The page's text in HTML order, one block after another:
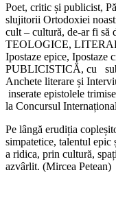
Poet, critic și publicist,
slujitorii Ortodoxiei
cult – cultură, de-ar fi să
TEOLOGICE,
Ipostaze epice, Ipostaze
PUBLICISTICĂ, cu
Anchete literare și
inserate epistolele
la Concursul
Pe lângă erudiția
simpatetice, talentul
a ridica, prin cultură,
azvârlit. (Mircea Petean)